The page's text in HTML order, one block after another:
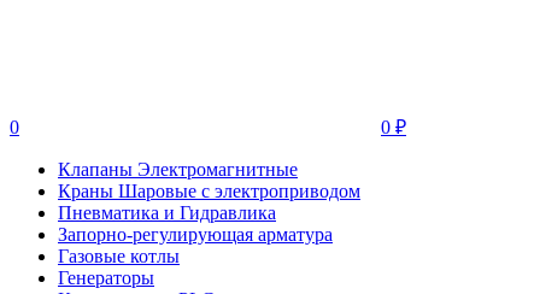
0 0 ₽
Клапаны Электромагнитные
Краны Шаровые с электроприводом
Пневматика и Гидравлика
Запорно-регулирующая арматура
Газовые котлы
Генераторы